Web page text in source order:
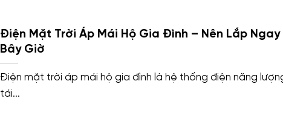
Điện Mặt Trời Áp Mái Hộ Gia Đình – Nên Lắp Ngay
Bây Giờ
Điện mặt trời áp mái hộ gia đình là hệ thống điện năng
tái...